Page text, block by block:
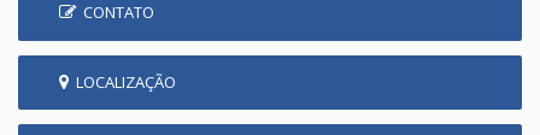
CONTATO
LOCALIZAÇÃO